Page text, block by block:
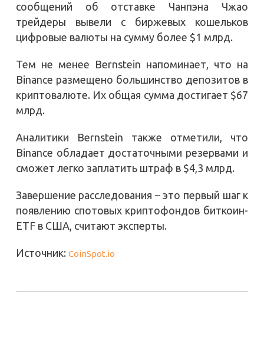
сообщений об отставке Чанпэна Чжао
трейдеры вывели с биржевых кошельков
цифровые валюты на сумму более $1 млрд.
Тем не менее Bernstein напоминает, что на
Binance размещено большинство депозитов в
криптовалюте. Их общая сумма достигает $67
млрд.
Аналитики Bernstein также отметили, что
Binance обладает достаточными резервами и
сможет легко заплатить штраф в $4,3 млрд.
Завершение расследования – это первый шаг к
появлению спотовых криптофондов биткоин-
ETF в США, считают эксперты.
Источник: CoinSpot.io